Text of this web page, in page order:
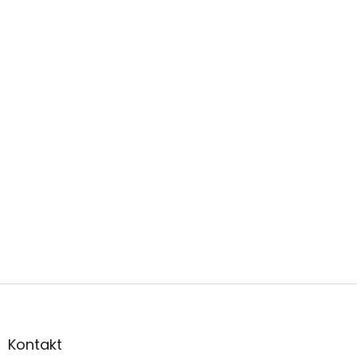
Z
aKontakt